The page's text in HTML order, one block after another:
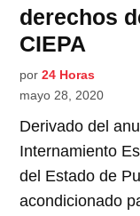
derechos
CIEPA
por 24 Horas
mayo 28, 2020
Derivado del
Internamiento
del Estado de
acondicionado